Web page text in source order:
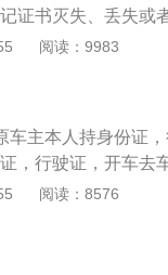
证书灭失、丢失或
换领。机动车登记
托人需携带本人
委托书；4、交验机
开车车辆注册地车
到查验点，开始查
车主到查验服务处
行办理；6、携带
阅读：9983
车主本人持身份证
，行驶证，开车去
人亲自办理。
阅读：8576